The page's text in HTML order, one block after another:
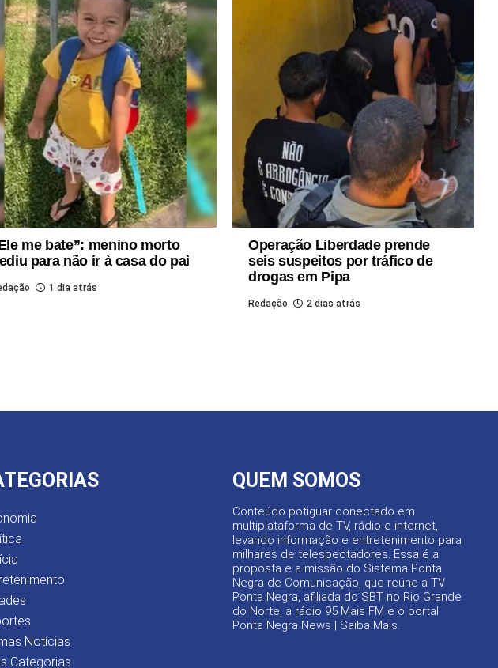
me bate”: menino morto
para não ir à casa do pai
1 dia atrás
Operação Liberdade prende
seis suspeitos por tráfico de
drogas em Pipa
Redação 2 dias atrás
Notícias
Categorias
QUEM SOMOS
Conteúdo potiguar conectado em
multiplataforma de TV, rádio e internet,
levando informação e entretenimento para
milhares de telespectadores. Essa é a
proposta e a missão do Sistema Ponta
Negra de Comunicação, que reúne a TV
Ponta Negra, afiliada do SBT no Rio Grande
do Norte, a rádio 95 Mais FM e o portal
Ponta Negra News | Saiba Mais.